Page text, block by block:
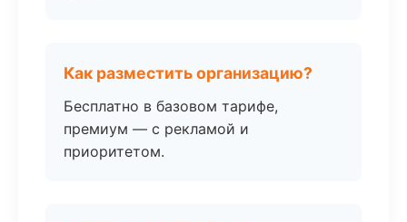
Как разместить организацию?
Бесплатно в базовом тарифе,
премиум — с рекламой и
приоритетом.